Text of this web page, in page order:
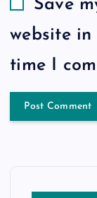
Save
website
time I